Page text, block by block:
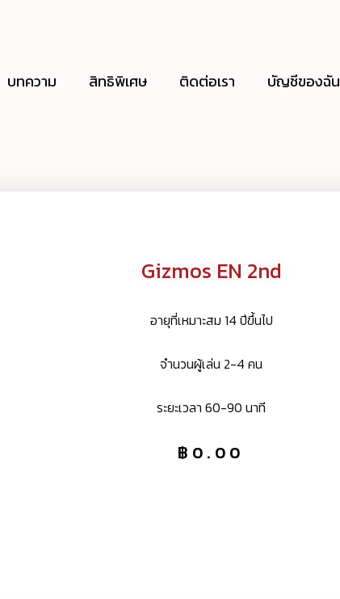
บทความ สิทธิพิเศษ ติดต่อเรา บัญชีของฉัน
Gizmos EN 2nd
อายุที่เหมาะสม 14 ปีขึ้นไป
จำนวนผู้เล่น 2-4 คน
ระยะเวลา 60-90 นาที
฿ 0.00